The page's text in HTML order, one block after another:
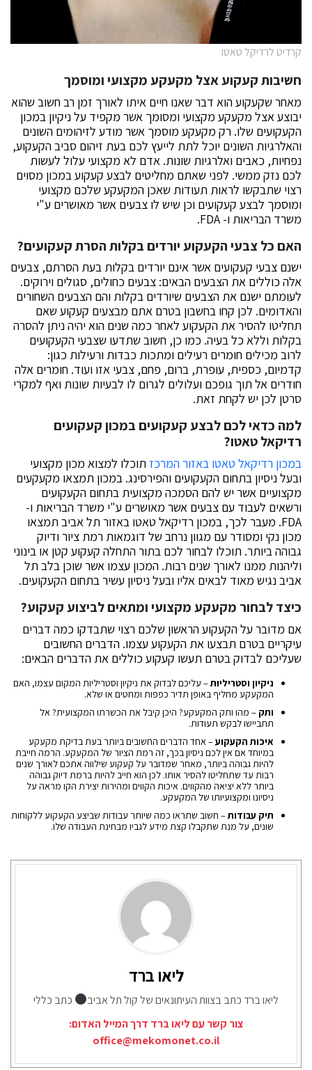
קרדיט לרדיקל טאטו
חשיבות קעקוע אצל מקעקע מקצועי ומוסמך
מאחר שקעקוע הוא דבר שאנו חיים איתו לאורך זמן רב חשוב שהוא
יבוצע אצל מקעקע מקצועי ומסומך אשר מקפיד על ניקיון במכון
הקעקועים שלו. רק מקעקע מוסמך אשר מודע לזיהומים השונים
והאלרגיות השונים יוכל לתת לייעץ לכם בעת זיהום סביב הקעקוע,
נפחיות, כאבים ואלרגיות שונות. אדם לא מקצועי עלול לעשות
לכם נזק ממשי. לפני שאתם מחליטים לבצע קעקוע במכון מסוים
רצוי שתבקשו לראות תעודות שאכן המקעקע שלכם מקצועי
ומוסמך לבצע קעקועים וכן שיש לו צבעים אשר מאושרים ע"י
משרד הבריאות ו- FDA.
האם כל צבעי הקעקוע יורדים בקלות הסרת קעקועים?
ישנם צבעי קעקועים אשר אינם יורדים בקלות בעת הסרתם, צבעים
אלה כוללים את הצבעים הבאים: צבעים כחולים, סגולים וירוקים.
לעומתם ישנם את הצבעים שיורדים בקלות והם הצבעים השחורים
והאדומים. לכן קחו בחשבון בטרם אתם מבצעים קעקוע שאם
תחליטו להסיר את הקעקוע לאחר כמה שנים הוא יהיה ניתן להסרה
בקלות וללא כל בעיה. כמו כן, חשוב שתדעו שצבעי הקעקועים
לרוב מכילים חומרים רעילים ומתכות כבדות ורעילות כגון:
קדמיום, כספית, עופרת, ברום, פחם, צבעי אזו ועוד. חומרים אלה
חודרים אל תוך גופכם ועלולים לגרום לו לבעיות שונות ואף למקרי
סרטן לכן יש לקחת זאת.
למה כדאי לכם לבצע קעקועים במכון קעקועים
רדיקאל טאטו?
במכון רדיקאל טאטו באזור המרכז תוכלו למצוא מכון מקצועי
ובעל ניסיון בתחום הקעקועים והפירסינג. במכון תמצאו מקעקעים
מקצועיים אשר יש להם הסמכה מקצועית בתחום הקעקועים
ורשאים לעבוד עם צבעים אשר מאושרים ע"י משרד הבריאות ו-
FDA. מעבר לכך, במכון רדיקאל טאטו באזור תל אביב תמצאו
מכון נקי ומסודר עם מגוון נרחב של דוגמאות רמת ציור ודיוק
גבוהה ביותר. תוכלו לבחור לכם בתור התחלה קעקוע קטן או בינוני
וליהנות ממנו לאורך שנים רבות. המכון עצמו אשר שוכן בלב תל
אביב נגיש מאוד לבאים אליו ובעל ניסיון עשיר בתחום הקעקועים.
כיצד לבחור מקעקע מקצועי ומתאים לביצוע קעקוע?
אם מדובר על הקעקוע הראשון שלכם רצוי שתבדקו כמה דברים
עיקריים בטרם תבצעו את הקעקוע עצמו. הדברים החשובים
שעליכם לבדוק בטרם תעשו קעקוע כוללים את הדברים הבאים:
ניקיון וסטריליות– עליכם לבדוק את ניקיון וסטריליות המקום עצמו, האם
המקעקע מחליף באופן תדיר כפפות ומחטים או שלא.
ותק – מהו ותק המקעקע? היכן קיבל את הכשרתו המקצועית? אל
תתביישו לבקש תעודות.
איכות הקעקוע– אחד הדברים החשובים ביותר בעת בדיקת מקעקע
במיוחד אם אין לכם ניסיון בכך, זה רמת הציור של המקעקע. הרמה חייבת
להיות גבוהה ביותר, מאחר שמדובר על קעקוע שילווה אתכם לאורך שנים
רבות עד שתחליטו להסיר אותו. לכן הוא חייב להיות ברמת דיוק גבוהה
ביותר ללא יציאה מהקווים. איכות הקווים ומהירות יצירת הקו מראה על
ניסיונו ומקצועיותו של המקעקע.
תיק עבודות– חשוב שתראו כמה שיותר עבודות שביצע הקעקוע ללקוחות
שונים, על מנת שתקבלו קצת מידע לגביו מבחינת העבודה שלו.
ליאו ברד
ליאו ברד כתב בצוות העיתונאים של קול תל אביב
כתב כללי
צור קשר עם ליאו ברד דרך המייל האדום:
office@mekomonet.co.il